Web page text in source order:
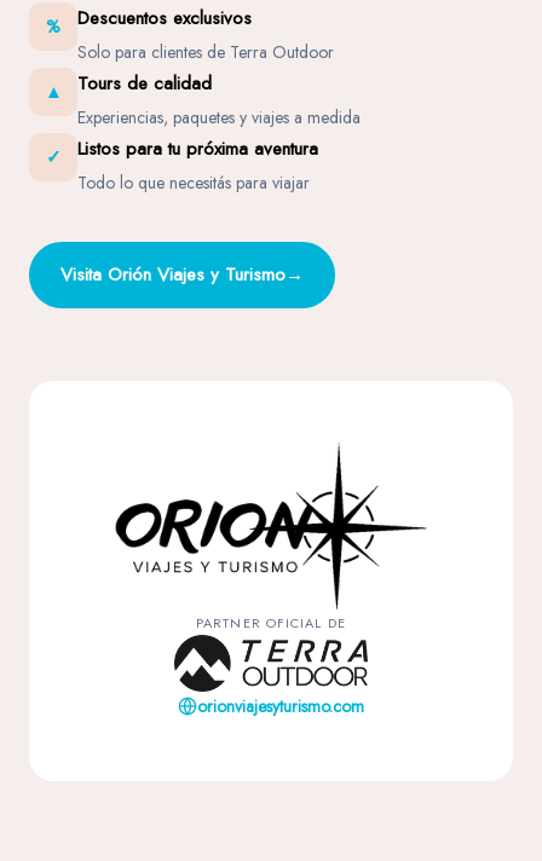
% Descuentos exclusivos
Solo para clientes de Terra Outdoor
▲ Tours de calidad
Experiencias, paquetes y viajes a medida
✓ Listos para tu próxima aventura
Todo lo que necesitás para viajar
Visita Orión Viajes y Turismo→
PARTNER OFICIAL DE
orionviajesyturismo.com